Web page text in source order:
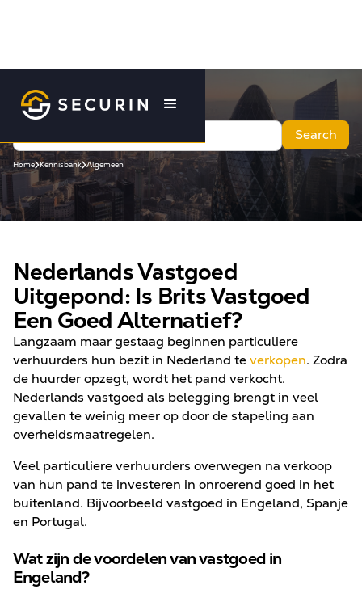
Home Kennisbank Algemeen
Nederlands Vastgoed
Uitgepond: Is Brits Vastgoed
Een Goed Alternatief?
Langzaam maar gestaag beginnen particuliere
verhuurders hun bezit in Nederland teverkopen. Zodra
de huurder opzegt, wordt het pand verkocht.
Nederlands vastgoed als belegging brengt in veel
gevallen te weinig meer op door de stapeling aan
overheidsmaatregelen.
Veel particuliere verhuurders overwegen na verkoop
van hun pand te investeren in onroerend goed in het
buitenland. Bijvoorbeeld vastgoed in Engeland, Spanje
en Portugal.
Wat zijn de voordelen van vastgoed in
Engeland?